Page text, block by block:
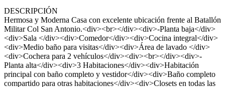
DESCRIPCIÓN
Hermosa y Moderna Casa con excelente ubicación frente al Batallón
Militar Col San Antonio.<div><br></div><div>-Planta baja</div>
<div>Sala </div><div>Comedor</div><div>Cocina integral</div>
<div>Medio baño para visitas</div><div>Área de lavado </div>
<div>Cochera para 2 vehículos</div><div><br></div><div>-
Planta alta</div><div>3 Habitaciones</div><div>Habitación
principal con baño completo y vestidor</div><div>Baño completo
compartido para otras habitaciones</div><div>Closets en todas las